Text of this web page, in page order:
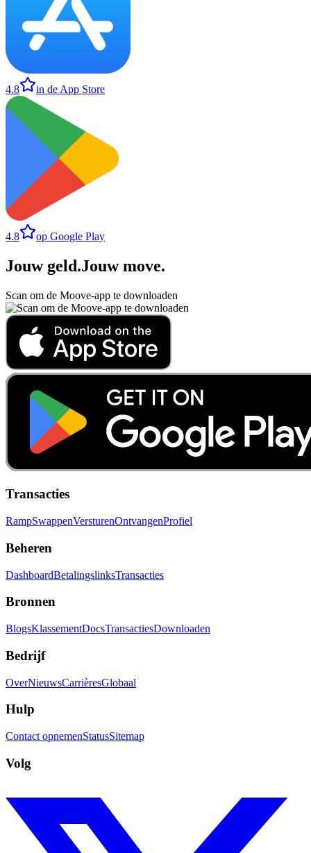
4.8 in de App Store
4.8 op Google Play
Jouw geld.Jouw move.
Scan om de Moove-app te downloaden
Transacties
RampSwappenVersturenOntvangenProfiel
Beheren
DashboardBetalingslinksTransacties
Bronnen
BlogsKlassementDocsTransactiesDownloaden
Bedrijf
OverNieuwsCarrièresGlobaal
Hulp
Contact opnemenStatusSitemap
Volg